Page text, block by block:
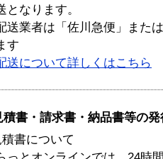
となります。
送業者は「佐川急便」また
す
送について詳しくはこちら
積書・請求書・納品書等の
書について